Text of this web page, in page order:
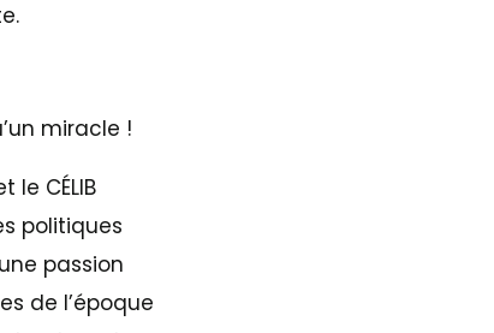
miracle !
CÉLIB
politiques
passion
de l’époque